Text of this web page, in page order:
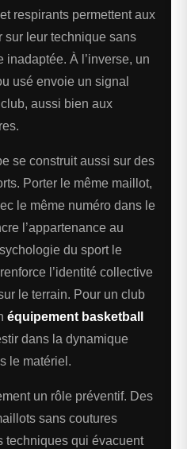
respirants permettent aux
sur leur technique sans
inadaptée. À l’inverse, un
usé envoie un signal
aussi bien aux
se construit aussi sur des
Porter le même maillot,
le même numéro dans le
l’appartenance au
du sport le
l’identité collective
le terrain. Pour un club
équipement basketball
dans la dynamique
le matériel.
un rôle préventif. Des
sans coutures
techniques qui évacuent